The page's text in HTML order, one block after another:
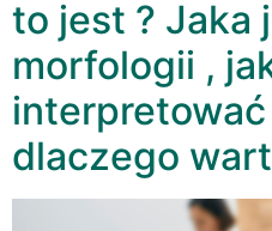
to jest ? Jaka
morfologii ,
dlaczego